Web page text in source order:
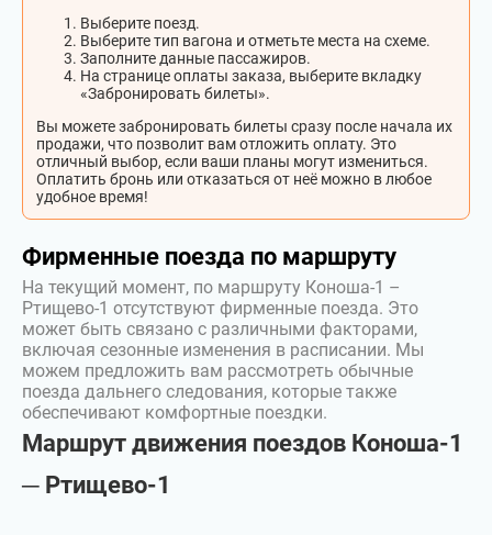
Выберите поезд.
Выберите тип вагона и отметьте места на схеме.
Заполните данные пассажиров.
На странице оплаты заказа, выберите вкладку
«Забронировать билеты».
Вы можете забронировать билеты сразу после начала их
продажи, что позволит вам отложить оплату. Это
отличный выбор, если ваши планы могут измениться.
Оплатить бронь или отказаться от неё можно в любое
удобное время!
Фирменные поезда по маршруту
На текущий момент, по маршруту Коноша-1 –
Ртищево-1 отсутствуют фирменные поезда. Это
может быть связано с различными факторами,
включая сезонные изменения в расписании. Мы
можем предложить вам рассмотреть обычные
поезда дальнего следования, которые также
обеспечивают комфортные поездки.
Маршрут движения поездов Коноша-1
─ Ртищево-1